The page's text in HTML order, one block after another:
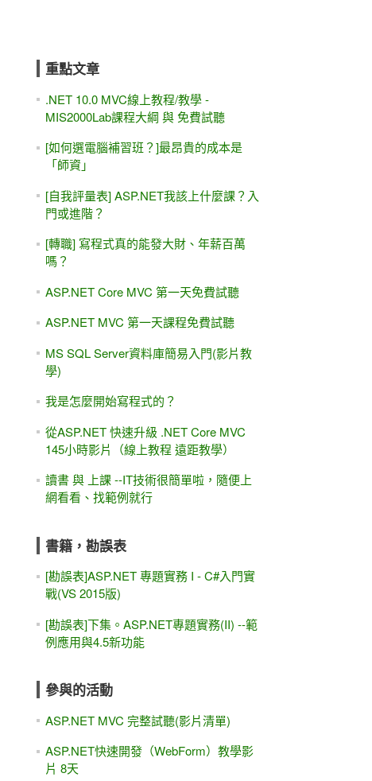
重點文章
.NET 10.0 MVC線上教程/教學 -
MIS2000Lab課程大綱 與 免費試聽
[如何選電腦補習班？]最昂貴的成本是
「師資」
[自我評量表] ASP.NET我該上什麼課？入
門或進階？
[轉職] 寫程式真的能發大財、年薪百萬
嗎？
ASP.NET Core MVC 第一天免費試聽
ASP.NET MVC 第一天課程免費試聽
MS SQL Server資料庫簡易入門(影片教
學)
我是怎麼開始寫程式的？
從ASP.NET 快速升級 .NET Core MVC
145小時影片（線上教程 遠距教學）
讀書 與 上課 --IT技術很簡單啦，隨便上
網看看、找範例就行
書籍，勘誤表
[勘誤表]ASP.NET 專題實務 I - C#入門實
戰(VS 2015版)
[勘誤表]下集。ASP.NET專題實務(II) --範
例應用與4.5新功能
參與的活動
ASP.NET MVC 完整試聽(影片清單)
ASP.NET快速開發（WebForm）教學影
片 8天